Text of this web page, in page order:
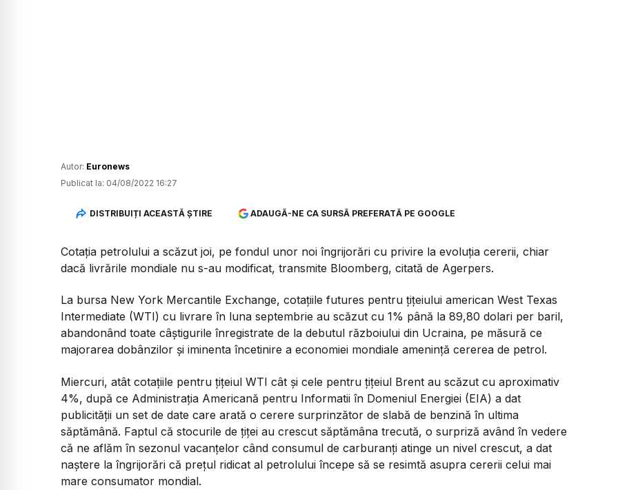
Autor: Euronews
Publicat la: 04/08/2022 16:27
DISTRIBUIȚI ACEASTĂ ȘTIRE ADAUGĂ-NE CA SURSĂ PREFERATĂ PE GOOGLE
Cotaţia petrolului a scăzut joi, pe fondul unor noi îngrijorări cu privire la evoluţia cererii, chiar
dacă livrările mondiale nu s-au modificat, transmite Bloomberg, citată de Agerpers.
La bursa New York Mercantile Exchange, cotaţiile futures pentru ţiţeiului american West Texas
Intermediate (WTI) cu livrare în luna septembrie au scăzut cu 1% până la 89,80 dolari per baril,
abandonând toate câştigurile înregistrate de la debutul războiului din Ucraina, pe măsură ce
majorarea dobânzilor şi iminenta încetinire a economiei mondiale ameninţă cererea de petrol.
Miercuri, atât cotaţiile pentru ţiţeiul WTI cât şi cele pentru ţiţeiul Brent au scăzut cu aproximativ
4%, după ce Administraţia Americană pentru Informatii în Domeniul Energiei (EIA) a dat
publicităţii un set de date care arată o cerere surprinzător de slabă de benzină în ultima
săptămână. Faptul că stocurile de ţiţei au crescut săptămâna trecută, o surpriză având în vedere
că ne aflăm în sezonul vacanţelor când consumul de carburanţi atinge un nivel crescut, a dat
naştere la îngrijorări că preţul ridicat al petrolului începe să se resimtă asupra cererii celui mai
mare consumator mondial.